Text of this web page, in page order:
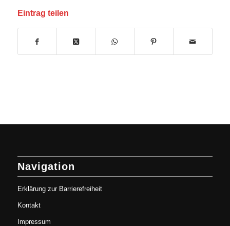
Eintrag teilen
Navigation
Erklärung zur Barrierefreiheit
Kontakt
Impressum